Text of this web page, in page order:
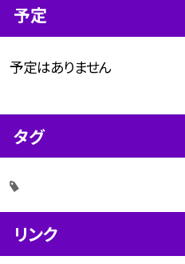
予定
予定はありません
タグ
リンク